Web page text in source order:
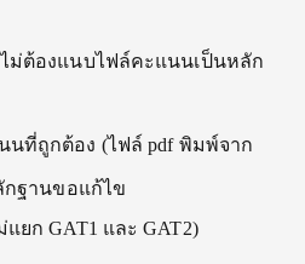
ม่ต้องแนบไฟล์คะแนนเป็นหลัก
ที่ถูกต้อง (ไฟล์ pdf พิมพ์จาก
กฐานขอแก้ไข
ยก GAT1 และ GAT2)